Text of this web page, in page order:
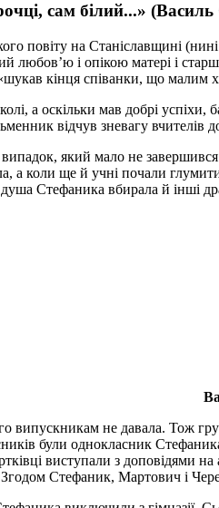
сам білий...»
повіту на Станіславщині
любов’ю і опікою матері і
кінця співанки, що малим
а оскільки мав добрі
відчув зневагу
який мало не
а коли ще й учні почали
Стефаника вбирала й інші
випускникам не давала. Тож
були однокласник
виступали з доповідями
Згодом Стефаник, Мартович і